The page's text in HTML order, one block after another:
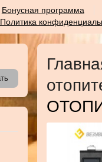
Бонусная программа
Политика